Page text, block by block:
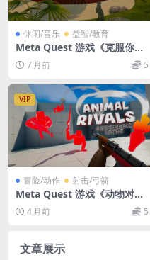
休闲/音乐 益智/教育
Meta Quest 游戏《克服你的
恐惧》ClaustrOFF: Overco
me Your Fears
7 月前 5
VIP
冒险/动作 射击/弓箭
Meta Quest 游戏《动物对手
VR》ANIMAL RIVALS VR
4 月前 5
文章展示